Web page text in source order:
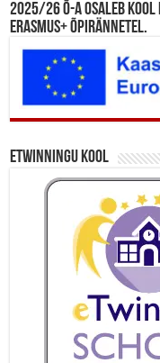
2025/26 õ-a osaleb
Erasmus+ õpirännetel.
eTwinningu kool